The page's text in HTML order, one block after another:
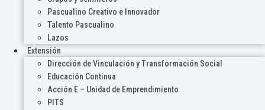
Pascualino Creativo e Innovador
Talento Pascualino
Lazos
Extensión
Dirección de Vinculación y Transformación Social
Educación Continua
Acción E – Unidad de Emprendimiento
PITS